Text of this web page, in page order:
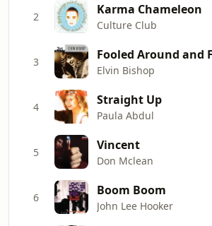
2 Karma Chameleon
Culture Club
3
Elvin Bishop
4 Straight Up
Paula Abdul
5 Vincent
Don Mclean
6 Boom Boom
John Lee Hooker